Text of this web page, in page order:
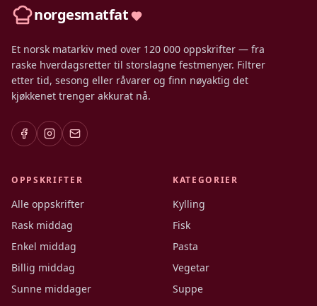
norgesmatfat
Et norsk matarkiv med over 120 000 oppskrifter — fra
raske hverdagsretter til storslagne festmenyer. Filtrer
etter tid, sesong eller råvarer og finn nøyaktig det
kjøkkenet trenger akkurat nå.
OPPSKRIFTER
Alle oppskrifter
Rask middag
Enkel middag
Billig middag
Sunne middager
KATEGORIER
Kylling
Fisk
Pasta
Vegetar
Suppe